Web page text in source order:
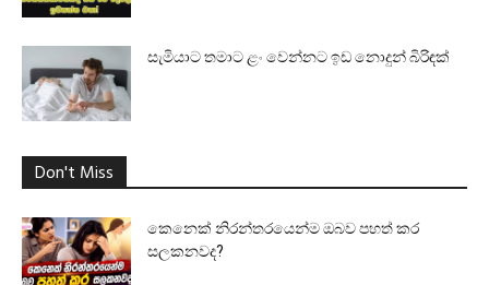
සැමියාට තමාට ළං වෙන්නට ඉඩ නොදුන් බිරිඳක්
Don't Miss
කෙනෙක් නිරන්තරයෙන්ම ඔබව පහත් කර
සලකනවද?